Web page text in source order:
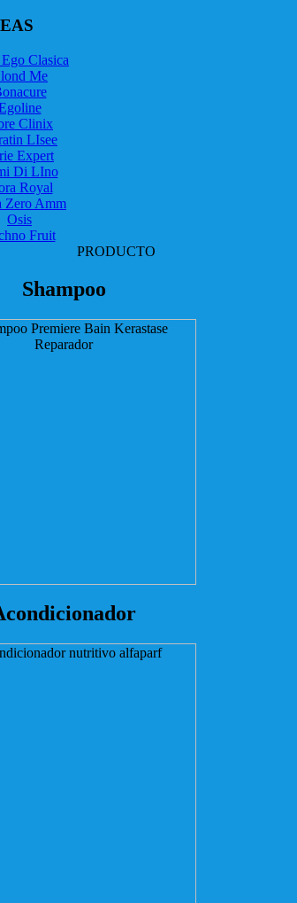
Clasica
Me
Clinix
LIsee
Expert
Di LIno
Royal
Zero Amm
Osis
Fruit
PRODUCTO
Shampoo